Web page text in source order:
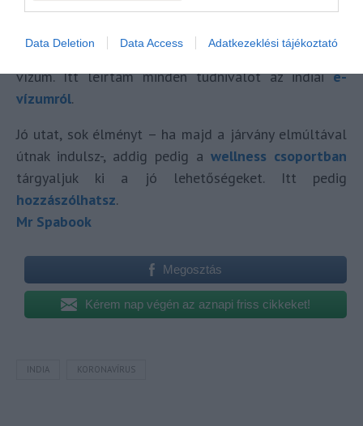
Data Deletion Data Access Adatkezeklési tájékoztató
Korábbi, sok-sok képpel színesítettútleírásaimat itt
Ha újra lehet majd menni Indiába, akkor kelleni fog
vízum. Itt leírtam minden tudnivalót az indiaie-
vízumról.
Jó utat, sok élményt – ha majd a járvány elmúltával
útnak indulsz-, addig pedig a wellness csoportban
tárgyaljuk ki a jó lehetőségeket. Itt pedig
hozzászólhatsz.
Mr Spabook
Megosztás
Kérem nap végén az aznapi friss cikkeket!
INDIA KORONAVÍRUS